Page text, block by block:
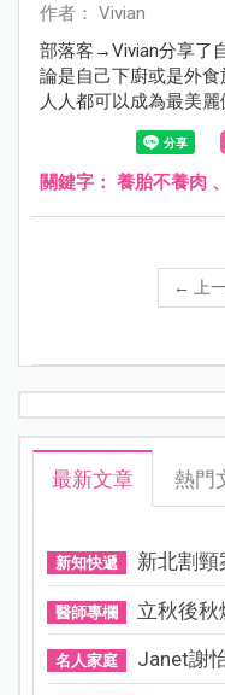
作者： Vivian
部落客→Vivian分享了
論是自己下廚或是外食
人人都可以成為最美麗
關鍵字： 養胎不養肉 、
← 上
最新文章 熱門
新知快遞 新北割頸
醫師專欄 立秋後秋
名人家庭 Janet謝